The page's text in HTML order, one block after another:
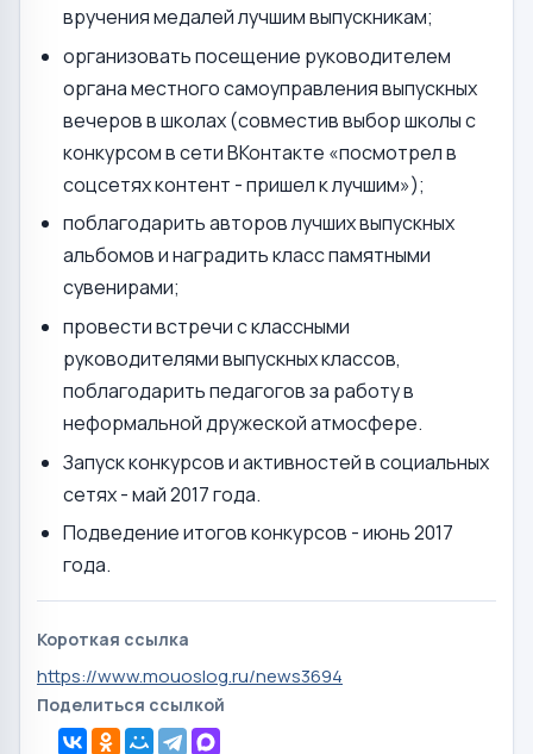
вручения медалей лучшим выпускникам;
организовать посещение руководителем
органа местного самоуправления выпускных
вечеров в школах (совместив выбор школы с
конкурсом в сети ВКонтакте «посмотрел в
соцсетях контент - пришел к лучшим»);
поблагодарить авторов лучших выпускных
альбомов и наградить класс памятными
сувенирами;
провести встречи с классными
руководителями выпускных классов,
поблагодарить педагогов за работу в
неформальной дружеской атмосфере.
Запуск конкурсов и активностей в социальных
сетях - май 2017 года.
Подведение итогов конкурсов - июнь 2017
года.
Короткая ссылка
https://www.mouoslog.ru/news3694
Поделиться ссылкой